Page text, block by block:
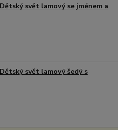
svět lamový se jménem a
svět lamový šedý s